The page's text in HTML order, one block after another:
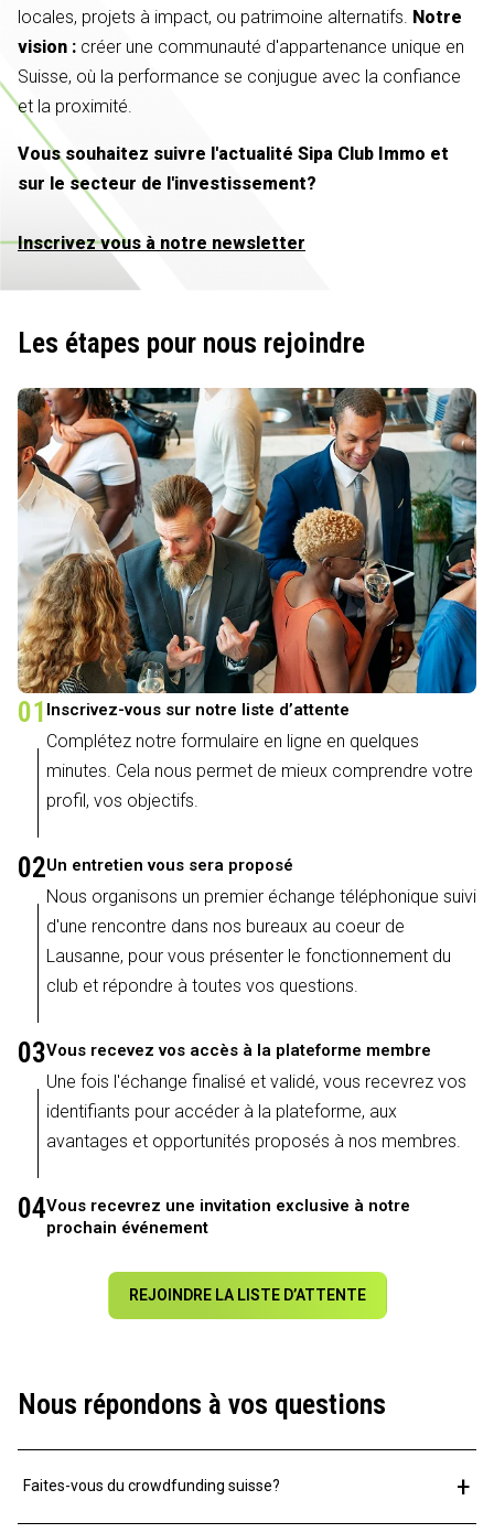
locales, projets à impact, ou patrimoine alternatifs. Notre
vision : créer une communauté d'appartenance unique en
Suisse, où la performance se conjugue avec la confiance
et la proximité.
Vous souhaitez suivre l'actualité Sipa Club Immo et
sur le secteur de l'investissement?
Inscrivez vous à notre newsletter
Les étapes pour nous rejoindre
01 Inscrivez-vous sur notre liste d’attente
Complétez notre formulaire en ligne en quelques
minutes. Cela nous permet de mieux comprendre votre
profil, vos objectifs.
02Un entretien vous sera proposé
Nous organisons un premier échange téléphonique suivi
d'une rencontre dans nos bureaux au coeur de
Lausanne, pour vous présenter le fonctionnement du
club et répondre à toutes vos questions.
03Vous recevez vos accès à la plateforme membre
Une fois l'échange finalisé et validé, vous recevrez vos
identifiants pour accéder à la plateforme, aux
avantages et opportunités proposés à nos membres.
04Vous recevrez une invitation exclusive à notre
prochain événement
REJOINDRE LA LISTE D’ATTENTE
Nous répondons à vos questions
Faites-vous du crowdfunding suisse? +